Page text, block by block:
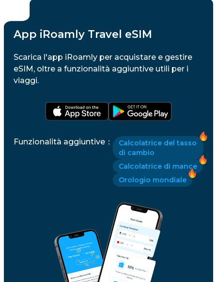
App iRoamly Travel eSIM
Scarica l'app iRoamly per acquistare e gestire
eSIM, oltre a funzionalità aggiuntive utili per i
viaggi.
Funzionalità aggiuntive ：
Calcolatrice del tasso
di cambio
Calcolatrice di mance
Orologio mondiale